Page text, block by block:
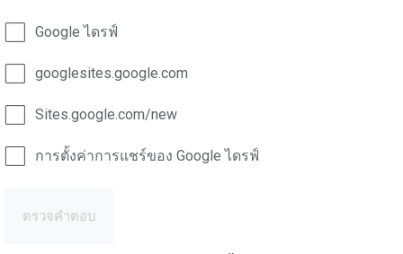
Google ไดรฟ์
googlesites.google.com
Sites.google.com/new
การตั้งค่าการแชร์ของ Google ไดรฟ์
ตรวจคำตอบ